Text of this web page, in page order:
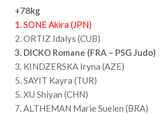
+78kg
1. SONE Akira (JPN)
2. ORTIZ Idalys (CUB)
3. DICKO Romane (FRA – PSG Judo)
3. KINDZERSKA Iryna (AZE)
5. SAYIT Kayra (TUR)
5. XU Shiyan (CHN)
7. ALTHEMAN Marie Suelen (BRA)